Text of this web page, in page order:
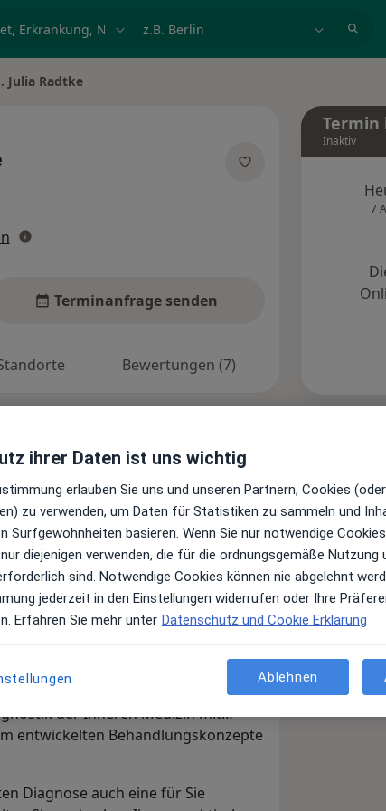
Julia Radtke
Terminanfrage senden
Bewertungen (7)
in unserem Diabetes- und
Wir verbinden unsere
der Inneren Medizin mit
entwickelten Behandlungskonzepte
Diagnose auch eine für Sie
Termin
Inaktiv
7
ihrer Daten ist uns wichtig
erlauben Sie uns und unseren Partnern, Cookies
zu verwenden, um Daten für Statistiken zu sammeln und
Surfgewohnheiten basieren. Wenn Sie nur notwendige
diejenigen verwenden, die für die ordnungsgemäße Nutzung
sind. Notwendige Cookies können nie abgelehnt
jederzeit in den Einstellungen widerrufen oder Ihre
Erfahren Sie mehr unter Datenschutz und Cookie Erklärung
Ablehnen